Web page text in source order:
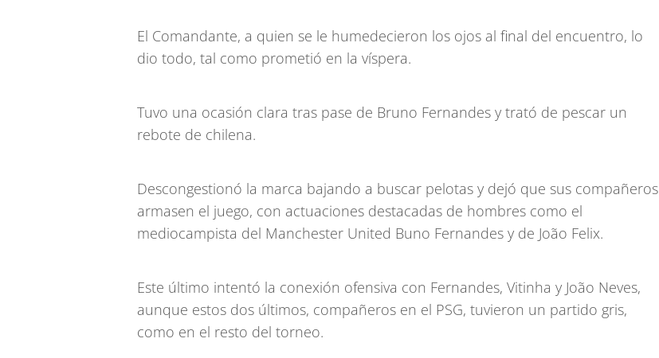
El Comandante, a quien se le humedecieron los ojos al final del encuentro, lo
dio todo, tal como prometió en la víspera.
Tuvo una ocasión clara tras pase de Bruno Fernandes y trató de pescar un
rebote de chilena.
Descongestionó la marca bajando a buscar pelotas y dejó que sus compañeros
armasen el juego, con actuaciones destacadas de hombres como el
mediocampista del Manchester United Buno Fernandes y de João Felix.
Este último intentó la conexión ofensiva con Fernandes, Vitinha y João Neves,
aunque estos dos últimos, compañeros en el PSG, tuvieron un partido gris,
como en el resto del torneo.